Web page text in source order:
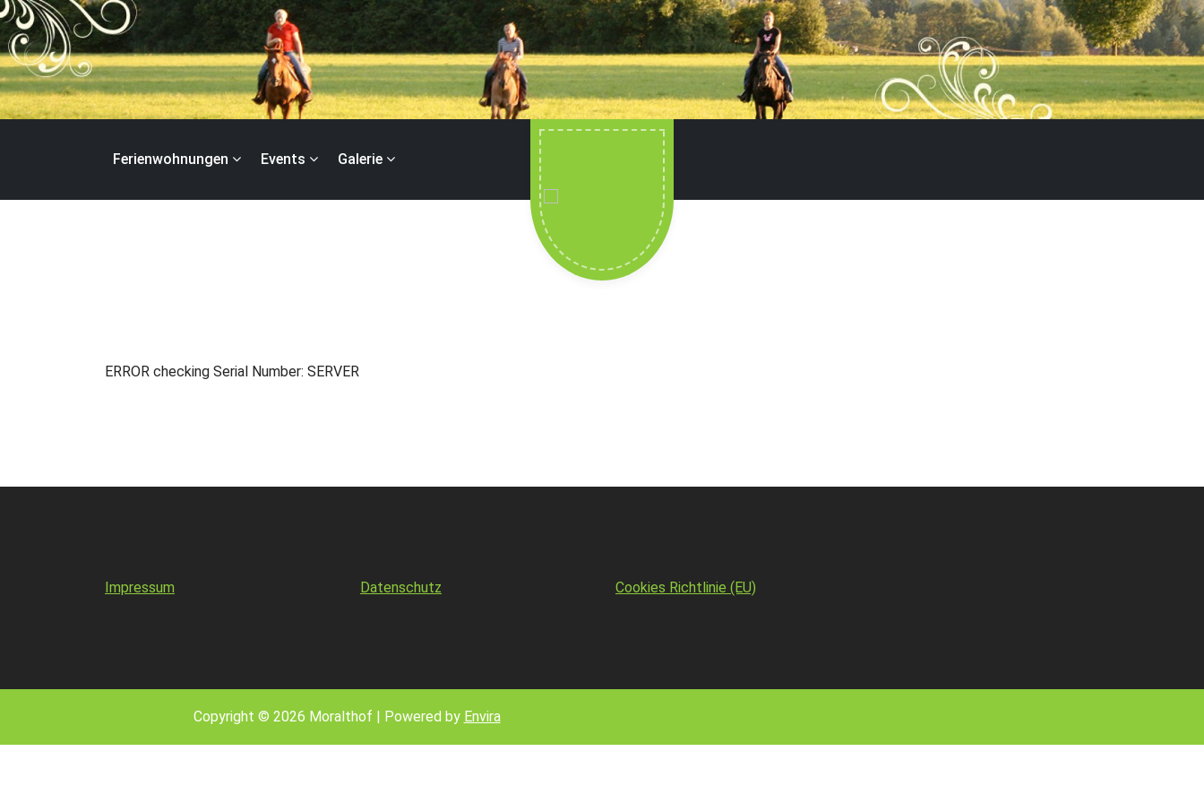
Zum
Inhalt
springen
Ferienwohnungen Events Galerie
ERROR checking Serial Number: SERVER
Impressum Datenschutz Cookies Richtlinie (EU)
Copyright © 2026 Moralthof | Powered by Envira